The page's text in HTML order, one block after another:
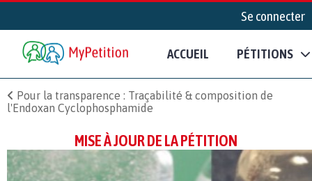
Se connecter
ACCUEIL PÉTITIONS
Pour la transparence : Traçabilité & composition de
l'Endoxan Cyclophosphamide
MISE À JOUR DE LA PÉTITION